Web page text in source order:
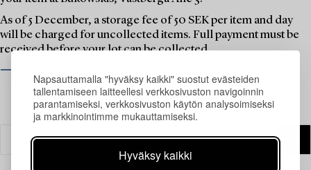
Napsauttamalla "hyväksy kaikki" suostut evästeiden
tallentamiseen laitteellesi verkkosivuston navigoinnin
parantamiseksi, verkkosivuston käytön analysoimiseksi
ja markkinointimme mukauttamiseksi.
Hyväksy kaikki
As of 5 December, a storage fee of 50 SEK per item and day
will be charged for uncollected items. Full payment must be
received before your lot can be collected.
⟶ Opening hours